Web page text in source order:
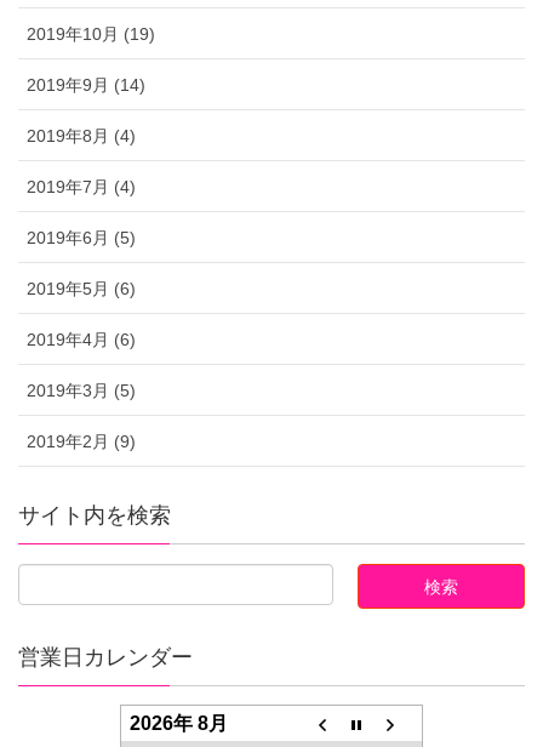
2019年10月 (19)
2019年9月 (14)
2019年8月 (4)
2019年7月 (4)
2019年6月 (5)
2019年5月 (6)
2019年4月 (6)
2019年3月 (5)
2019年2月 (9)
サイト内を検索
営業日カレンダー
2026年 8月